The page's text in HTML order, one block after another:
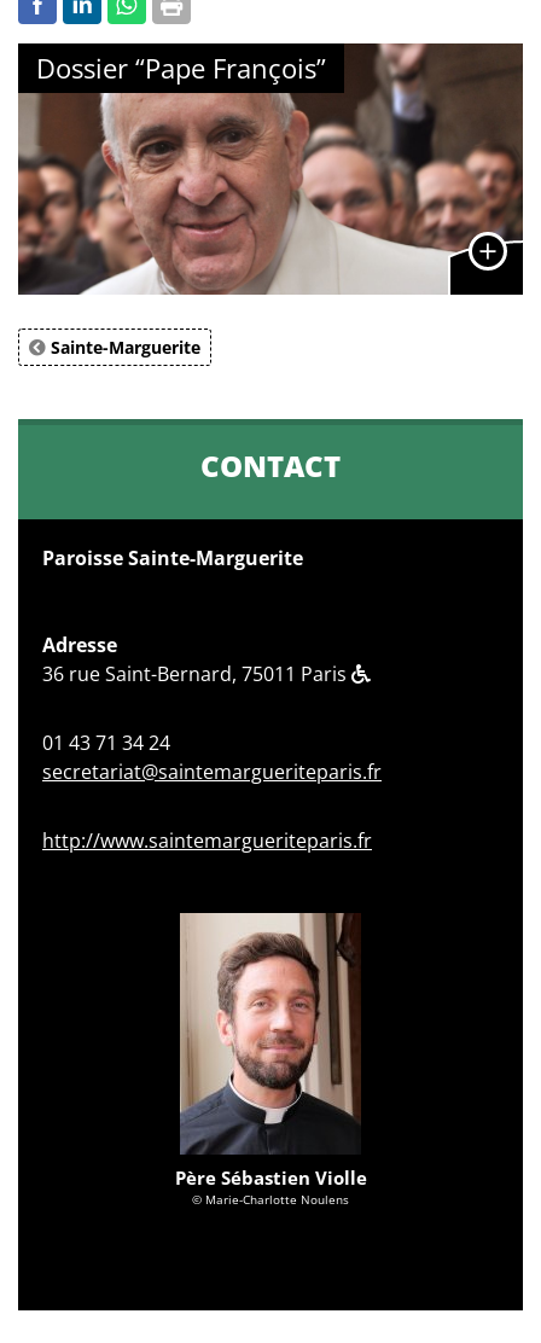
Dossier “Pape François”
Sainte-Marguerite
CONTACT
Paroisse Sainte-Marguerite
Adresse
36 rue Saint-Bernard, 75011 Paris
01 43 71 34 24
secretariat@saintemargueriteparis.fr
http://www.saintemargueriteparis.fr
Père Sébastien Violle
© Marie-Charlotte Noulens